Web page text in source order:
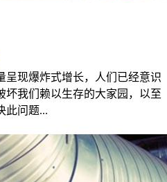
呈现爆炸式增长，人们已经意识
坏我们赖以生存的大家园，以至
此问题...